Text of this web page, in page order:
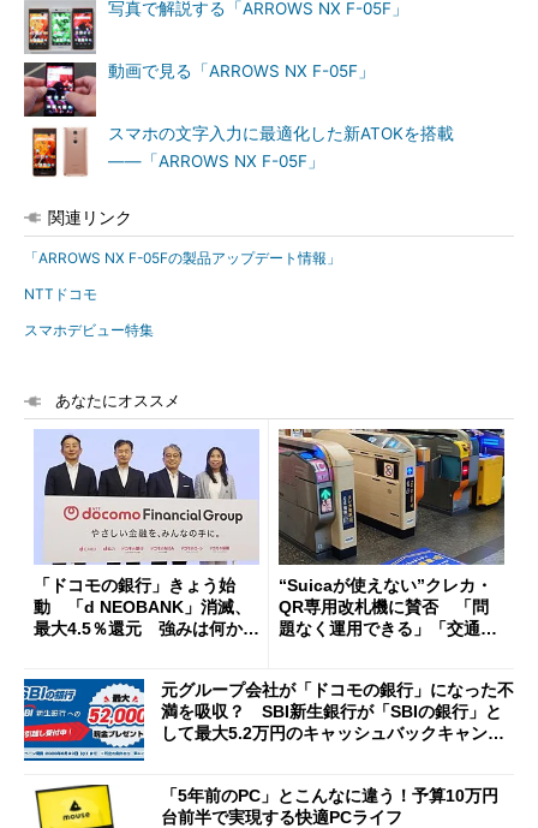
写真で解説する「ARROWS NX F-05F」
動画で見る「ARROWS NX F-05F」
スマホの文字入力に最適化した新ATOKを搭載
――「ARROWS NX F-05F」
関連リンク
「ARROWS NX F-05Fの製品アップデート情報」
NTTドコモ
スマホデビュー特集
あなたにオススメ
「ドコモの銀行」きょう始
動 「d NEOBANK」消滅、
最大4.5％還元 強みは何か解
“Suicaが使えない”クレカ・
QR専用改札機に賛否 「問
題なく運用できる」「交通系I
元グループ会社が「ドコモの銀行」になった不
満を吸収？ SBI新生銀行が「SBIの銀行」と
して最大5.2万円のキャッシュバックキャンペ
「5年前のPC」とこんなに違う！予算10万円
台前半で実現する快適PCライフ